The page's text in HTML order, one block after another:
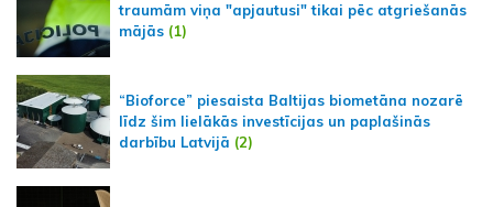
traumām viņa "apjautusi" tikai pēc atgriešanās
mājās (1)
“Bioforce” piesaista Baltijas biometāna nozarē
līdz šim lielākās investīcijas un paplašinās
darbību Latvijā (2)